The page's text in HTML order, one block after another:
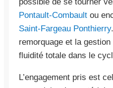
Pontault-Combault ou
Saint-Fargeau Ponthierry
remorquage et la
fluidité totale dans le
L’engagement pris est